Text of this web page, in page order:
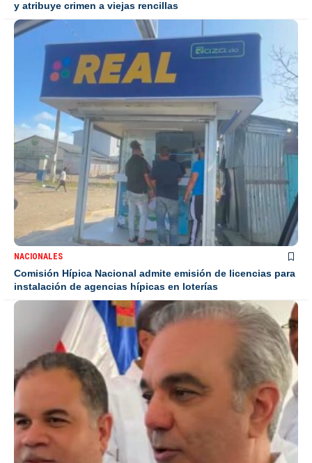
y atribuye crimen a viejas rencillas
NACIONALES
Comisión Hípica Nacional admite emisión de licencias para
instalación de agencias hípicas en loterías